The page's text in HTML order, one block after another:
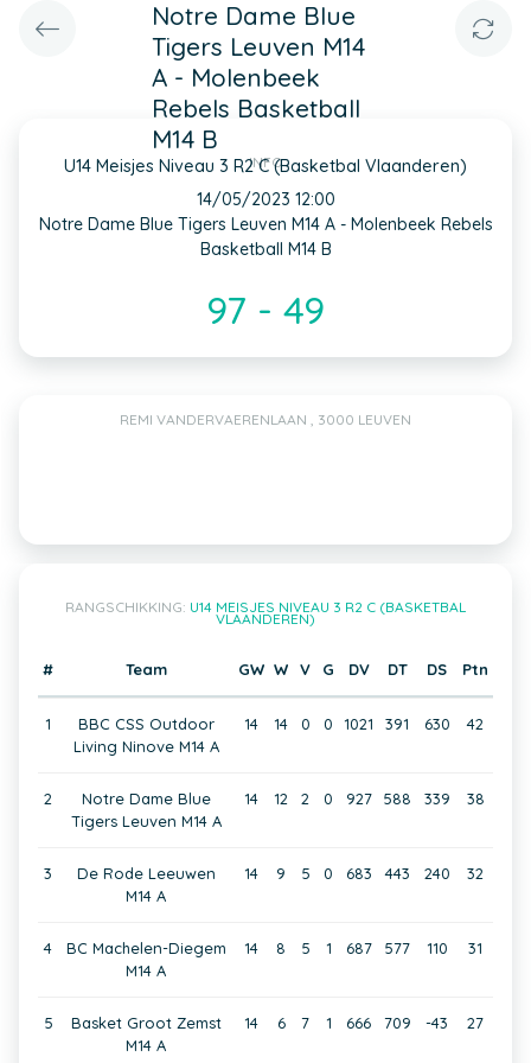
Notre Dame Blue
Tigers Leuven M14
A - Molenbeek
Rebels Basketball
M14 B
U14 Meisjes Niveau 3 R2 C (Basketbal Vlaanderen)
INFO
14/05/2023 12:00
Notre Dame Blue Tigers Leuven M14 A - Molenbeek Rebels
Basketball M14 B
97 - 49
REMI VANDERVAERENLAAN , 3000 LEUVEN
RANGSCHIKKING: U14 MEISJES NIVEAU 3 R2 C (BASKETBAL
VLAANDEREN)
# Team GW W V G DV DT DS Ptn
1
BBC CSS Outdoor
Living Ninove M14 A
14 14 0 0 1021 391 630 42
2
Notre Dame Blue
Tigers Leuven M14 A
14 12 2 0 927 588 339 38
3
De Rode Leeuwen
M14 A
14 9 5 0 683 443 240 32
4
BC Machelen-Diegem
M14 A
14 8 5 1 687 577 110 31
5
Basket Groot Zemst
M14 A
14 6 7 1 666 709 -43 27